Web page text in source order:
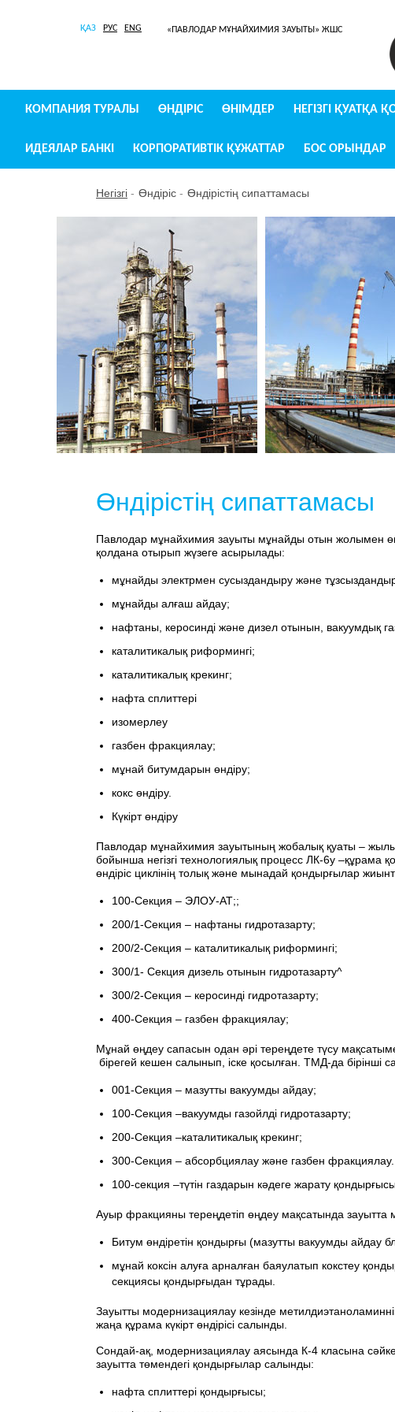
ҚАЗ РУС ENG «ПАВЛОДАР МҰНАЙХИМИЯ ЗАУЫТЫ» ЖШС
КОМПАНИЯ ТУРАЛЫ ӨНДІРІС ӨНІМДЕР НЕГІЗГІ ҚУАТҚА
ИДЕЯЛАР БАНКІ КОРПОРАТИВТІК ҚҰЖАТТАР БОС ОРЫНДАР
Негізгі Өндіріс Өндірістің сипаттамасы
Өндірістің сипаттамасы
Павлодар мұнайхимия зауыты мұнайды отын жолымен
қолдана отырып жүзеге асырылады:
мұнайды электрмен сусыздандыру және
мұнайды алғаш айдау;
нафтаны, керосинді және дизел отынын, вакуумдық
каталитикалық риформингі;
каталитикалық крекинг;
нафта сплиттері
изомерлеу
газбен фракциялау;
мұнай битумдарын өндіру;
кокс өндіру.
Күкірт өндіру
Павлодар мұнайхимия зауытының жобалық қуаты –
бойынша негізгі технологиялық процесс ЛК-6у –құрама
өндіріс циклінің толық және мынадай қондырғылар
100-Секция – ЭЛОУ-АТ;;
200/1-Секция – нафтаны гидротазарту;
200/2-Секция – каталитикалық риформингі;
300/1- Секция дизель отынын гидротазарту^
300/2-Секция – керосинді гидротазарту;
400-Секция – газбен фракциялау;
Мұнай өңдеу сапасын одан әрі тереңдете түсу
бірегей кешен салынып, іске қосылған. ТМД-да бірінші
001-Секция – мазутты вакуумды айдау;
100-Секция –вакуумды газойлді гидротазарту;
200-Секция –каталитикалық крекинг;
300-Секция – абсорбциялау және газбен фракциялау.
100-секция –түтін газдарын кәдеге жарату қондырғысы
Ауыр фракцияны тереңдетіп өңдеу мақсатында зауытта
Битум өндіретін қондырғы (мазутты вакуумды айдау
мұнай коксін алуға арналған баяулатып кокстеу
секциясы қондырғыдан тұрады.
Зауытты модернизациялау кезінде метилдиэтаноламиннің
жаңа құрама күкірт өндірісі салынды.
Сондай-ақ, модернизациялау аясында К-4 класына
зауытта төмендегі қондырғылар салынды:
нафта сплиттері қондырғысы;